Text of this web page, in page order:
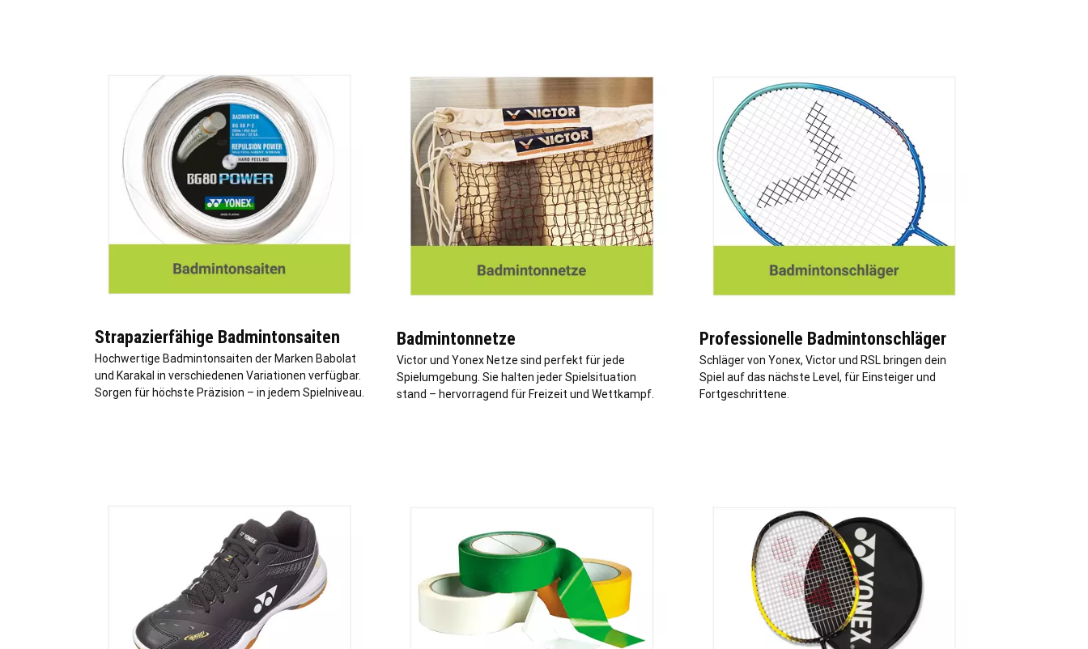
Strapazierfähige Badmintonsaiten
Hochwertige Badmintonsaiten der Marken Babolat
und Karakal in verschiedenen Variationen verfügbar.
Sorgen für höchste Präzision – in jedem Spielniveau.
Badmintonnetze
Victor und Yonex Netze sind perfekt für jede
Spielumgebung. Sie halten jeder Spielsituation
stand – hervorragend für Freizeit und Wettkampf.
Professionelle Badmintonschläger
Schläger von Yonex, Victor und RSL bringen dein
Spiel auf das nächste Level, für Einsteiger und
Fortgeschrittene.